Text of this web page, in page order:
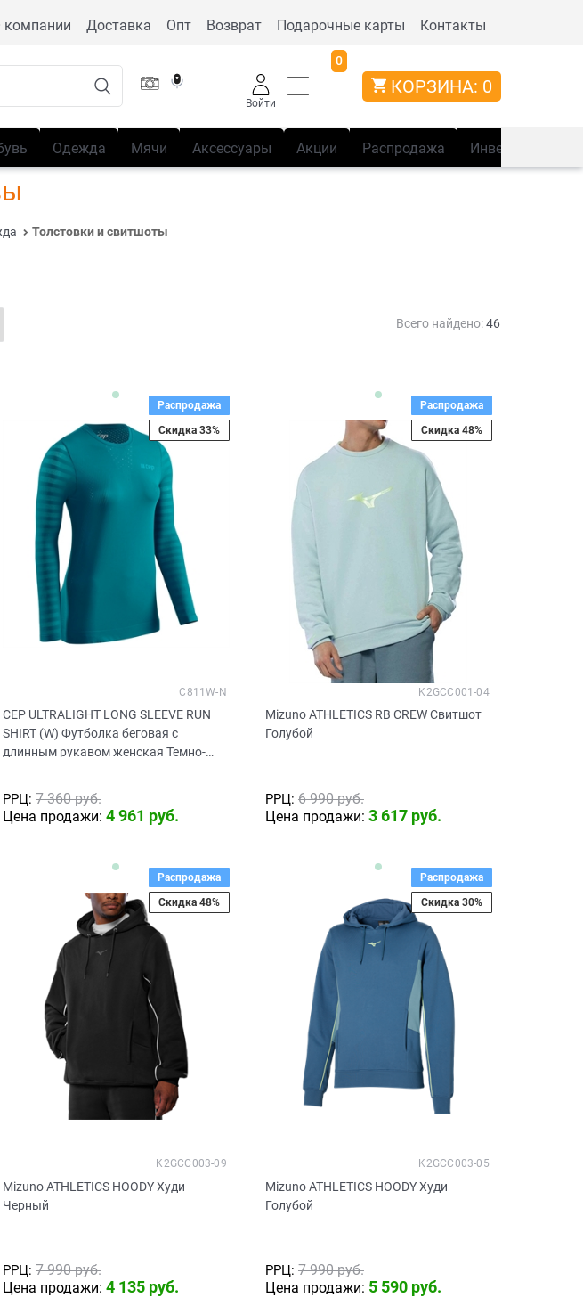
компании Доставка Опт Возврат Подарочные карты Контакты
Войти
0
КОРЗИНА: 0
Одежда Мячи Аксессуары Акции Распродажа Инвентарь
Толстовки и свитшоты
Всего найдено:46
CEP ULTRALIGHT LONG SLEEVE RUN
SHIRT (W) Футболка беговая с
длинным рукавом женская Темно-
C811W-N
РРЦ: 7 360 руб.
Цена продажи: 4 961 руб.
Распродажа
Скидка 33%
Mizuno ATHLETICS RB CREW Свитшот
Голубой
K2GCC001-04
РРЦ: 6 990 руб.
Цена продажи: 3 617 руб.
Распродажа
Скидка 48%
Mizuno ATHLETICS HOODY Худи
Черный
K2GCC003-09
РРЦ: 7 990 руб.
Цена продажи: 4 135 руб.
Распродажа
Скидка 48%
Mizuno ATHLETICS HOODY Худи
Голубой
K2GCC003-05
РРЦ: 7 990 руб.
Цена продажи: 5 590 руб.
Распродажа
Скидка 30%